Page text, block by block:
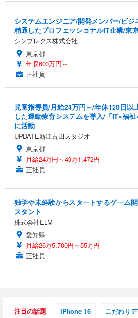
システムエンジニア/開発メンバー/ビジ
精通したプロフェッショナルIT企業/東
シンプレクス株式会社
東京都
年収600万円～
正社員
児童指導員/月給24万円～/年休120日以
した運動療育システムを導入/「IT×福
に活動
UPDATE新江古田スタジオ
東京都
月給24万円～40万1,472円
正社員
独学や未経験からスタートするゲーム
スタント
株式会社ELM
愛知県
月給26万5,700円～55万円
正社員
注目の話題 iPhone 16 こだわり